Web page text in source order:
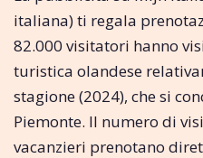
italiana) ti regala
82.000 visitatori hanno
turistica olandese
stagione (2024), che si
Piemonte. Il numero di
vacanzieri prenotano